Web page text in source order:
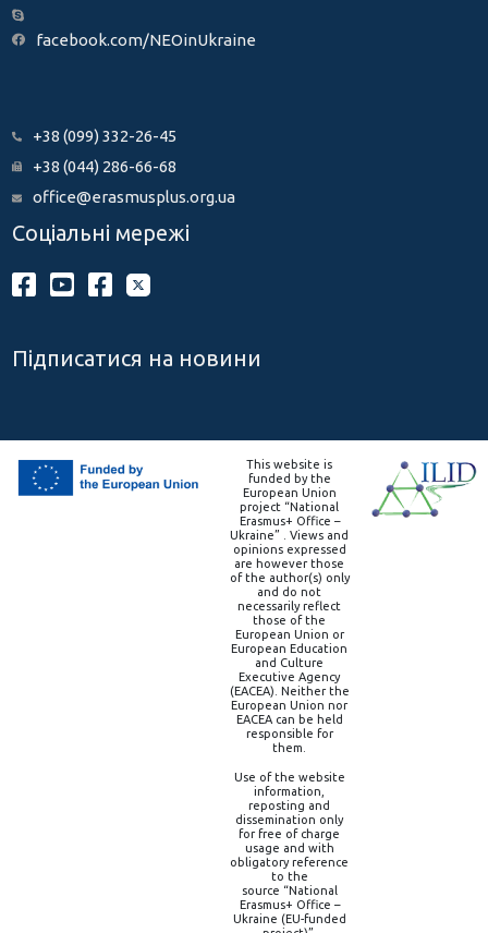
facebook.com/NEOinUkraine
+38 (099) 332-26-45
+38 (044) 286-66-68
office@erasmusplus.org.ua
Соціальні мережі
Підписатися на новини
This website is
funded by the
European Union
project “National
Erasmus+ Office –
Ukraine” . Views and
opinions expressed
are however those
of the author(s) only
and do not
necessarily reflect
those of the
European Union or
European Education
and Culture
Executive Agency
(EACEA). Neither the
European Union nor
EACEA can be held
responsible for
them.
Use of the website
information,
reposting and
dissemination only
for free of charge
usage and with
obligatory reference
to the
source “National
Erasmus+ Office –
Ukraine (EU-funded